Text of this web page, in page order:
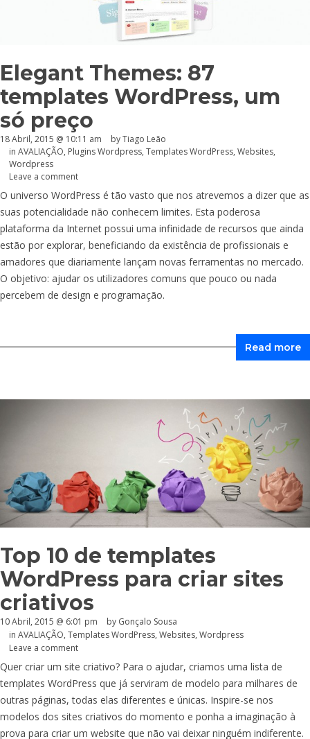
Elegant Themes: 87
templates WordPress, um
só preço
18 Abril, 2015 @ 10:11 am
by Tiago Leão
in AVALIAÇÃO, Plugins Wordpress, Templates WordPress, Websites,
Wordpress
Leave a comment
O universo WordPress é tão vasto que nos atrevemos a dizer que as
suas potencialidade não conhecem limites. Esta poderosa
plataforma da Internet possui uma infinidade de recursos que ainda
estão por explorar, beneficiando da existência de profissionais e
amadores que diariamente lançam novas ferramentas no mercado.
O objetivo: ajudar os utilizadores comuns que pouco ou nada
percebem de design e programação.
Read more
Top 10 de templates
WordPress para criar sites
criativos
10 Abril, 2015 @ 6:01 pm by Gonçalo Sousa
in AVALIAÇÃO, Templates WordPress, Websites, Wordpress
Leave a comment
Quer criar um site criativo? Para o ajudar, criamos uma lista de
templates WordPress que já serviram de modelo para milhares de
outras páginas, todas elas diferentes e únicas. Inspire-se nos
modelos dos sites criativos do momento e ponha a imaginação à
prova para criar um website que não vai deixar ninguém indiferente.